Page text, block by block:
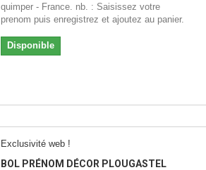
quimper - France. nb. : Saisissez votre
prenom puis enregistrez et ajoutez au panier.
Disponible
Exclusivité web !
BOL PRÉNOM DÉCOR PLOUGASTEL